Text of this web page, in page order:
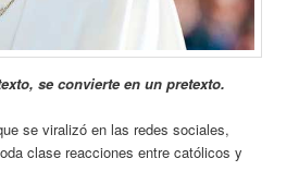
se convierte en un pretexto.
se viralizó en las redes sociales,
clase reacciones entre católicos y